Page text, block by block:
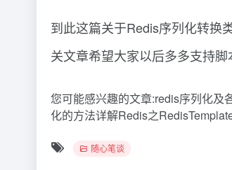
到此这篇关于Redis序列化转换
关文章希望大家以后多多支持脚
您可能感兴趣的文章:redis序列化及
化的方法详解Redis之
随心笔谈